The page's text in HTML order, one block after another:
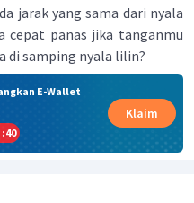
jarak yang sama dari nyala
cepat panas jika tanganmu
di samping nyala lilin?
E-Wallet
:39
Klaim